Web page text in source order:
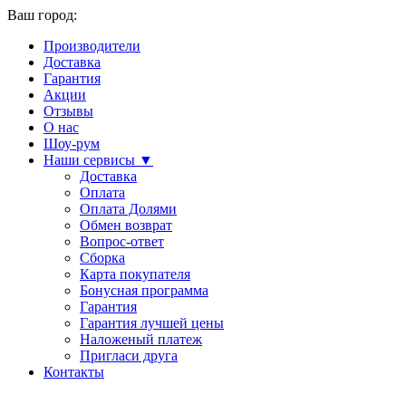
Ваш город:
Производители
Доставка
Гарантия
Акции
Отзывы
О нас
Шоу-рум
Наши сервисы ▼
Доставка
Оплата
Оплата Долями
Обмен возврат
Вопрос-ответ
Сборка
Карта покупателя
Бонусная программа
Гарантия
Гарантия лучшей цены
Наложеный платеж
Пригласи друга
Контакты